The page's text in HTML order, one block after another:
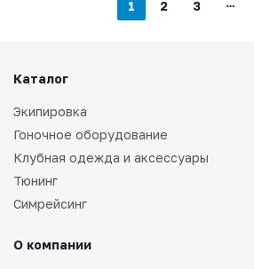
1 2 3
Каталог
Экипировка
Гоночное оборудование
Клубная одежда и аксессуары
Тюнинг
Симрейсинг
О компании